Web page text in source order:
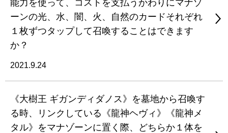
能力を使って、コストを支払うかわりにマナゾ
ーンの光、水、闇、火、自然のカードそれぞれ
１枚ずつタップして召喚することはできます
か？
2021.9.24
《大樹王 ギガンディダノス》を墓地から召喚す
る時、リンクしている《龍神ヘヴィ》《龍神メ
タル》をマナゾーンに置く際、どちらか１体を